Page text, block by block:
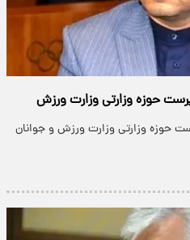
حوزه وزارتی وزارت ورزش
حوزه وزارتی وزارت ورزش و جوانان